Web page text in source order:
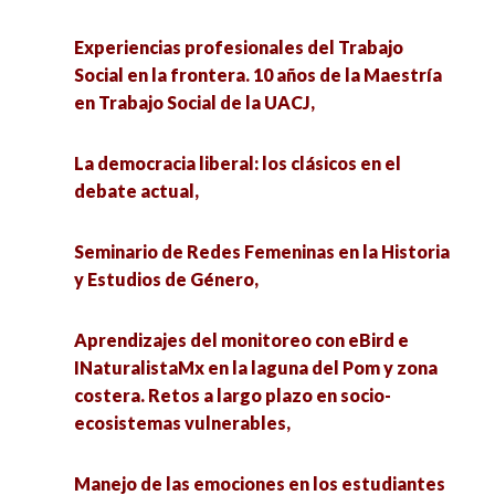
Comercio Interestatal entre el Norte de
México y el Sur de Estados Unidos,
Aplicaciones del Análisis de Datos
Composicionales en Ciencias Sociales,
Cultura de Paz en las Humanidades y Ciencias
Sociales en Bachillerato,
Análisis de la violencia digital que sufren
estudiantes de la Preparatoria Víctor Rosales,
Propuestas de investigación de las LGAC:
cazadores a guía de turismo comunitario,
Los futuros de la moda en un mundo que se
Propuestas de investigación de las LGAC:
sociales y Gestión educativa, políticas públicas
educativas y cultura política,
Las Ciencias Sociales bajo la lupa: un análisis al
Plan de Estudios de la UAPUAZ2025,
¿Por qué retomar la lectura de los clásicos en
Experiencias profesionales del Trabajo
Social en la frontera. 10 años de la Maestría
en Trabajo Social de la UACJ,
La democracia liberal: los clásicos en el
debate actual,
Seminario de Redes Femeninas en la Historia
y Estudios de Género,
Aprendizajes del monitoreo con eBird e
INaturalistaMx en la laguna del Pom y zona
costera. Retos a largo plazo en socio-
ecosistemas vulnerables,
Manejo de las emociones en los estudiantes